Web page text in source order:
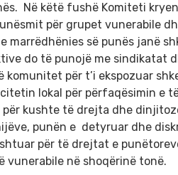
Në këtë fushë Komiteti
për grupet vunerabile
marrëdhënies së punës janë
do të punojë me sindikatat
komunitet për t’i ekspozuar
lokal për përfaqësimin e
kushte të drejta dhe
punën e detyruar dhe
për të drejtat e
vunerabile në shoqërinë tonë.